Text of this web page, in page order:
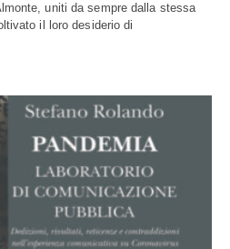
uniti da sempre dalla stessa
il loro desiderio di